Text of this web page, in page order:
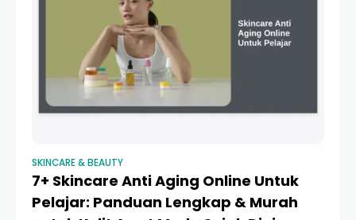
SKINCARE & BEAUTY
7+ Skincare Anti Aging Online Untuk
Pelajar: Panduan Lengkap & Murah